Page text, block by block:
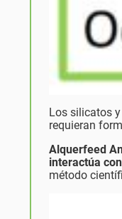
Los silicatos
requieran
Alquerfeed
interactúa
método